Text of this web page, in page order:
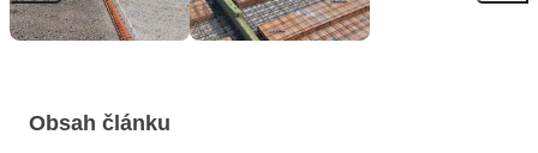
Obsah článku